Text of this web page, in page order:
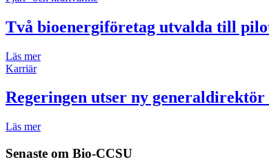
Två bioenergiföretag utvalda till
Läs mer
Karriär
Regeringen utser ny
Läs mer
Senaste om Bio-CCSU